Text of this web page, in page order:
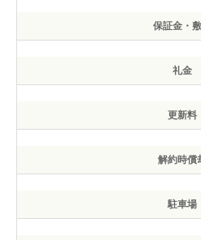
保証金・
礼金
更新料
解約時償
駐車場